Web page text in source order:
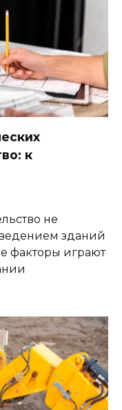
к
не
зданий
факторы играют